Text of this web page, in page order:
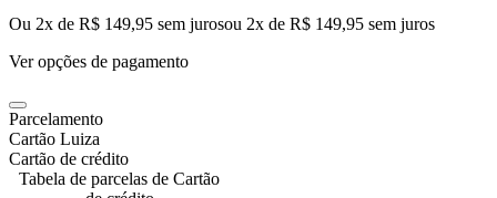
Ou 2x de R$ 149,95 sem jurosou 2x de R$ 149,95 sem juros
Ver opções de pagamento
Parcelamento
Cartão Luiza
Cartão de crédito
Tabela de parcelas de Cartão